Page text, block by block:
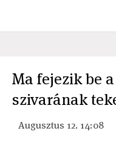
Ma fejezik be
szivarának
Augusztus 12. 14:08